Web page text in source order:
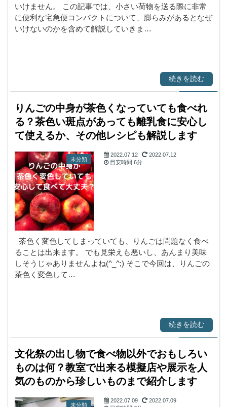
いけません。 この記事では、小さい荷物を送る際に非常
に便利な宅急便コンパクトについて、膨らみがあるとなぜ
いけないのかを含めて解説していきま…
続きを読む
りんごの中身が茶色くなっていても食べれ
る？茶色い斑点があっても離乳食に安心し
て使えるか、その他レシピも解説します
未分類
2022.07.12
2022.07.12
目安時間 6分
茶色く変色してしまっていても、りんごは問題なく食べ
ることは出来ます。 でも見栄えも悪いし、あんまり美味
しそうじゃありませんよね(^_^;) そこで今回は、りんごの
茶色く変色して…
続きを読む
文化祭の出し物で食べ物以外でおもしろい
ものは何？教室で出来る模擬店や展示を人
気のものから珍しいものまで紹介します
未分類
2022.07.09
2022.07.09